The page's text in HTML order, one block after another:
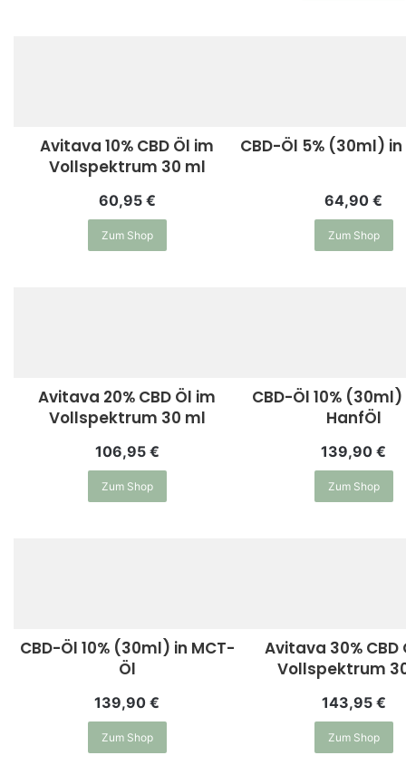
Avitava 10% CBD Öl im
Vollspektrum 30 ml
60,95 €
Zum Shop
CBD-Öl 5% (30ml)
64,90 €
Zum Shop
Avitava 20% CBD Öl im
Vollspektrum 30 ml
106,95 €
Zum Shop
CBD-Öl 10%
HanfÖl
139,90 €
Zum Shop
CBD-Öl 10% (30ml) in MCT-
Öl
139,90 €
Zum Shop
Avitava 30% CBD
Vollspektrum
143,95 €
Zum Shop